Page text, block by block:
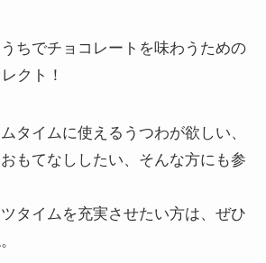
ちでチョコレートを味わうための
クト！
タイムに使えるうつわが欲しい、
もてなししたい、そんな方にも参
タイムを充実させたい方は、ぜひ